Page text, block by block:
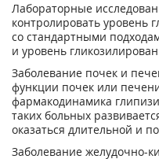
Лабораторные
контролировать уровень
со стандартными
и уровень
Заболевание почек и
функции почек или
фармакодинамика
таких больных
оказаться длительной и
Заболевание желудочно-